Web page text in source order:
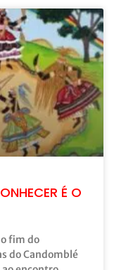
É O
fim do
do Candomblé